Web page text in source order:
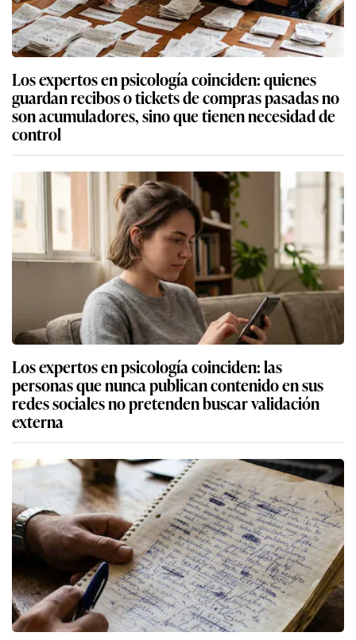
Los expertos en psicología coinciden: quienes
guardan recibos o tickets de compras pasadas no
son acumuladores, sino que tienen necesidad de
control
Los expertos en psicología coinciden: las
personas que nunca publican contenido en sus
redes sociales no pretenden buscar validación
externa